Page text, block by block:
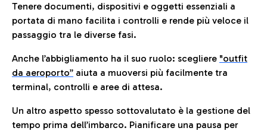
Tenere documenti, dispositivi e oggetti essenziali a
portata di mano facilita i controlli e rende più veloce il
passaggio tra le diverse fasi.
Anche l’abbigliamento ha il suo ruolo: scegliere "outfit
da aeroporto” aiuta a muoversi più facilmente tra
terminal, controlli e aree di attesa.
Un altro aspetto spesso sottovalutato è la gestione del
tempo prima dell’imbarco. Pianificare una pausa per